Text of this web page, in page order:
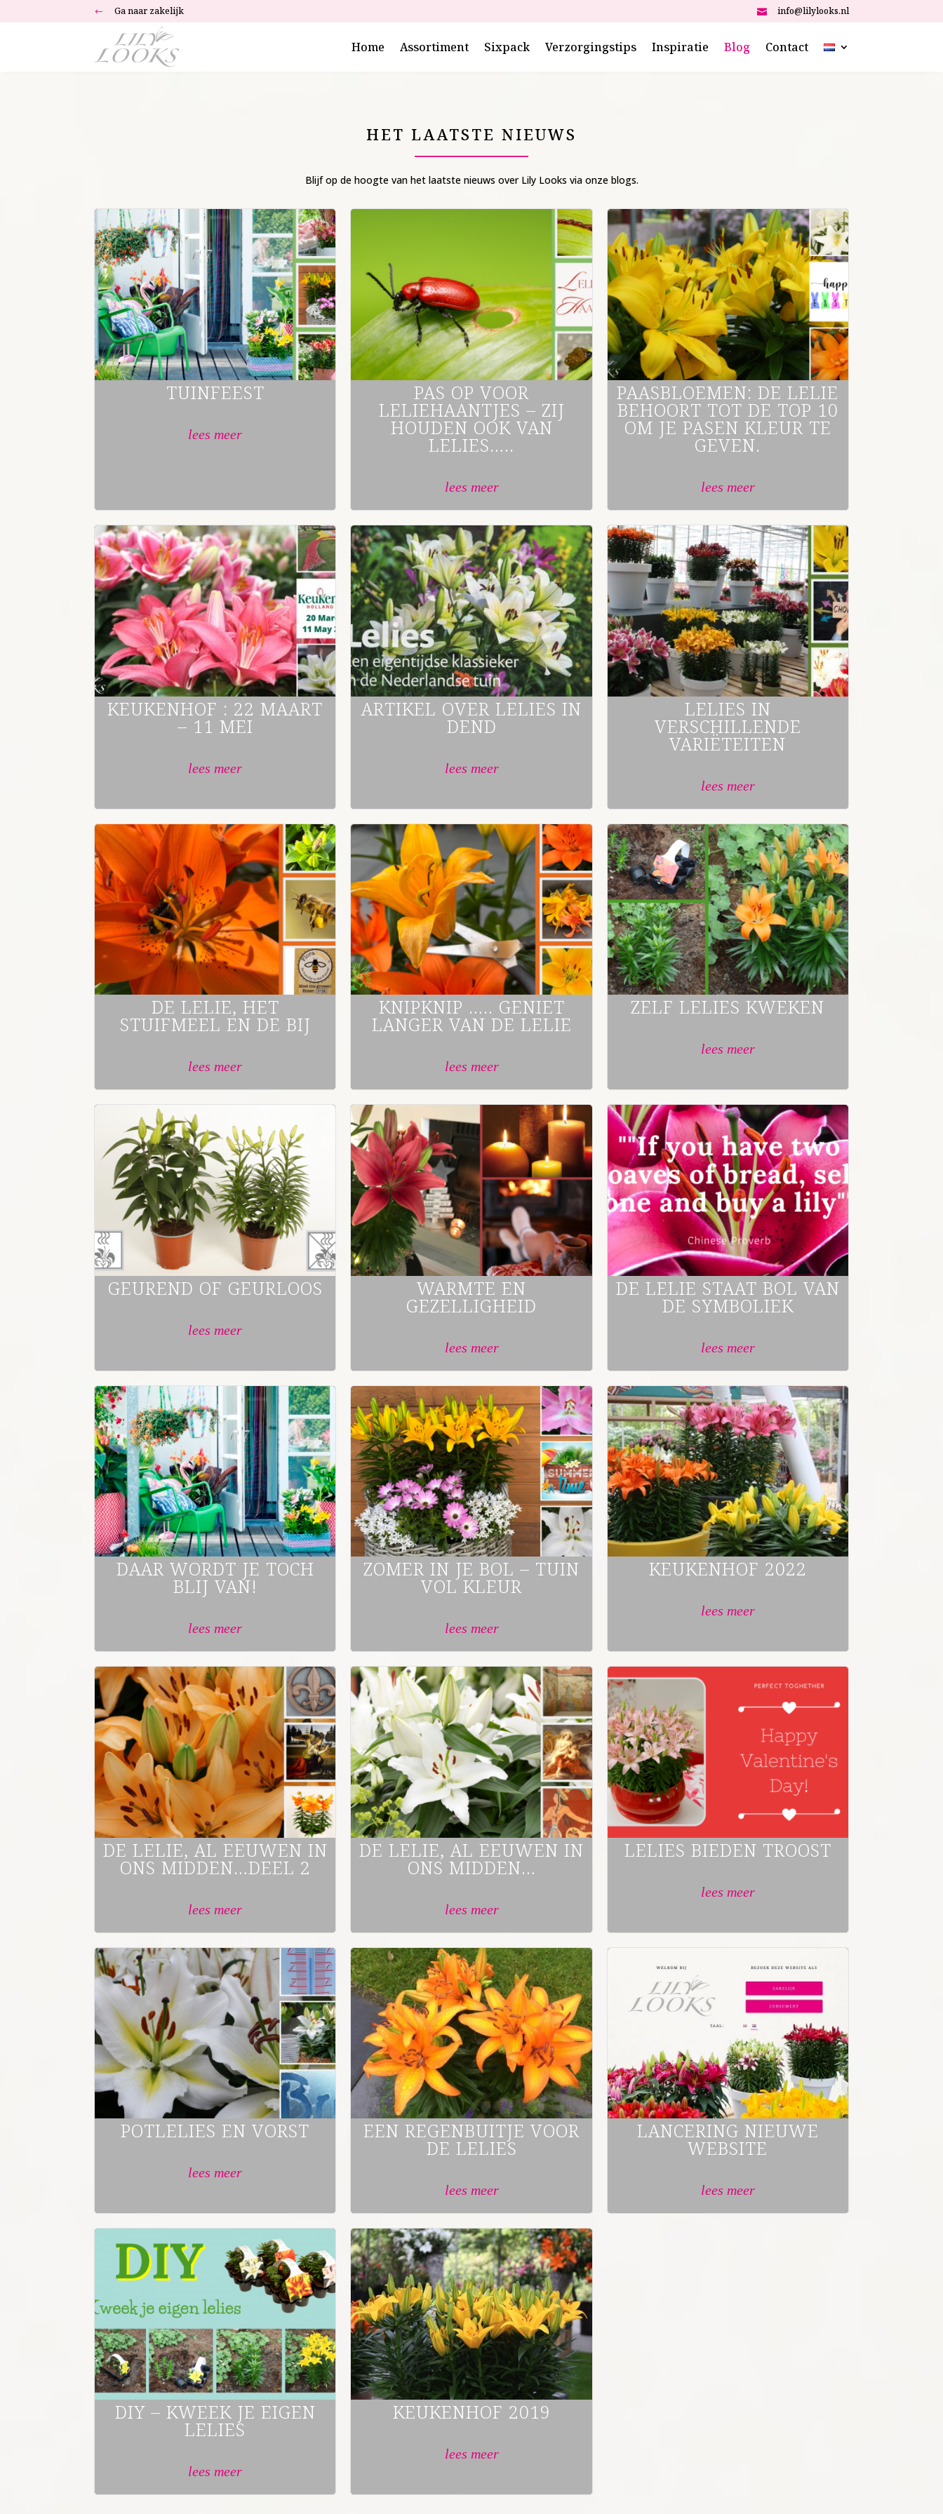
# Ga naar zakelijk  info@lilylooks.nl
Home Assortiment Sixpack Verzorgingstips Inspiratie Blog Contact
HET LAATSTE NIEUWS
Blijf op de hoogte van het laatste nieuws over Lily Looks via onze blogs.
TUINFEEST
lees meer
PAS OP VOOR
LELIEHAANTJES – ZIJ
HOUDEN OOK VAN
LELIES…..
lees meer
PAASBLOEMEN: DE LELIE
BEHOORT TOT DE TOP 10
OM JE PASEN KLEUR TE
GEVEN.
lees meer
KEUKENHOF : 22 MAART
– 11 MEI
lees meer
ARTIKEL OVER LELIES IN
DEND
lees meer
LELIES IN
VERSCHILLENDE
VARIËTEITEN
lees meer
DE LELIE, HET
STUIFMEEL EN DE BIJ
lees meer
KNIPKNIP ….. GENIET
LANGER VAN DE LELIE
lees meer
ZELF LELIES KWEKEN
lees meer
GEUREND OF GEURLOOS
lees meer
WARMTE EN
GEZELLIGHEID
lees meer
DE LELIE STAAT BOL VAN
DE SYMBOLIEK
lees meer
DAAR WORDT JE TOCH
BLIJ VAN!
lees meer
ZOMER IN JE BOL – TUIN
VOL KLEUR
lees meer
KEUKENHOF 2022
lees meer
DE LELIE, AL EEUWEN IN
ONS MIDDEN…DEEL 2
lees meer
DE LELIE, AL EEUWEN IN
ONS MIDDEN…
lees meer
LELIES BIEDEN TROOST
lees meer
POTLELIES EN VORST
lees meer
EEN REGENBUITJE VOOR
DE LELIES
lees meer
LANCERING NIEUWE
WEBSITE
lees meer
DIY – KWEEK JE EIGEN
LELIES
lees meer
KEUKENHOF 2019
lees meer